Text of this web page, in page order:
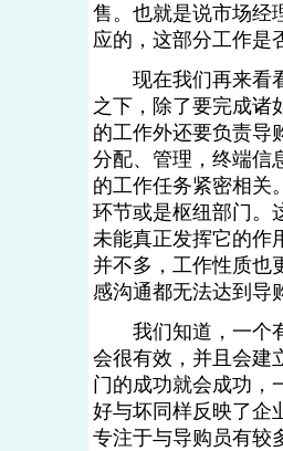
售。也就是说市场经
应的，这部分工作是
现在我们再来看看
之下，除了要完成诸
的工作外还要负责导
分配、管理，终端信
的工作任务紧密相关
环节或是枢纽部门。
未能真正发挥它的作
并不多，工作性质也
感沟通都无法达到导
我们知道，一个有
会很有效，并且会建
门的成功就会成功，
好与坏同样反映了企
专注于与导购员有较